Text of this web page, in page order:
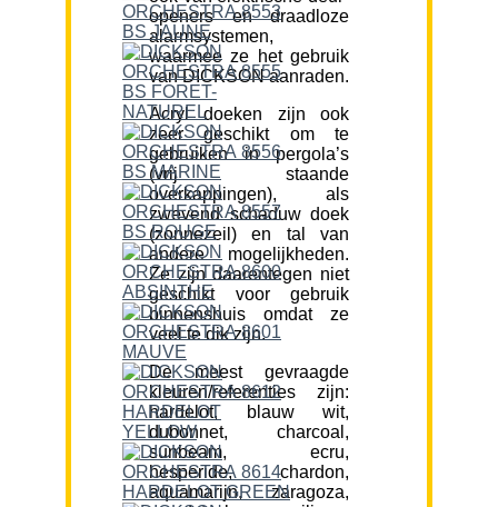
openers en draadloze
alarmsystemen,
waarmee ze het gebruik
van DICKSON aanraden.
Acryl doeken zijn ook
zeer geschikt om te
gebruiken in pergola’s
(vrij staande
overkappingen), als
zwevend schaduw doek
(zonnezeil) en tal van
andere mogelijkheden.
Ze zijn daarentegen niet
geschikt voor gebruik
binnenshuis omdat ze
veel te dik zijn.
De meest gevraagde
kleuren/referenties zijn:
hardelot, blauw wit,
dubonnet, charcoal,
sunbeam, ecru,
hesperide, chardon,
aquamarijn, zaragoza,